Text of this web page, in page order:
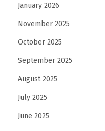
January 2026
November 2025
October 2025
September 2025
August 2025
July 2025
June 2025